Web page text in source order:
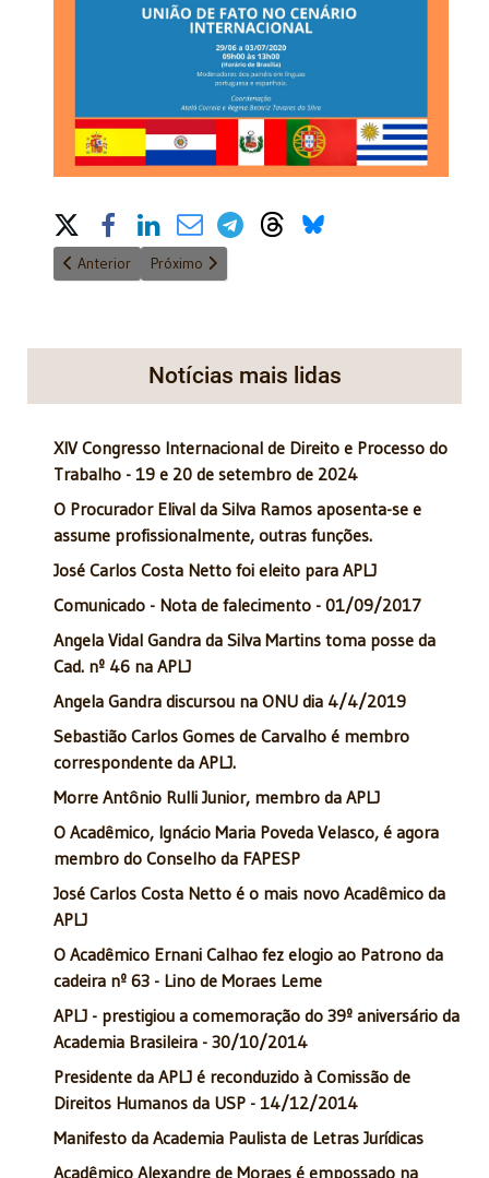
Share on Social Media
Artigo anterior: Novo livro de Ruy Altenfelder: "Resgate da
Anterior Próximo artigo: LIVE sobre Sistema Educacional e
Próximo
Notícias mais lidas
XIV Congresso Internacional de Direito e Processo do
Trabalho - 19 e 20 de setembro de 2024
O Procurador Elival da Silva Ramos aposenta-se e
assume profissionalmente, outras funções.
José Carlos Costa Netto foi eleito para APLJ
Comunicado - Nota de falecimento - 01/09/2017
Angela Vidal Gandra da Silva Martins toma posse da
Cad. nº 46 na APLJ
Angela Gandra discursou na ONU dia 4/4/2019
Sebastião Carlos Gomes de Carvalho é membro
correspondente da APLJ.
Morre Antônio Rulli Junior, membro da APLJ
O Acadêmico, Ignácio Maria Poveda Velasco, é agora
membro do Conselho da FAPESP
José Carlos Costa Netto é o mais novo Acadêmico da
APLJ
O Acadêmico Ernani Calhao fez elogio ao Patrono da
cadeira nº 63 - Lino de Moraes Leme
APLJ - prestigiou a comemoração do 39º aniversário da
Academia Brasileira - 30/10/2014
Presidente da APLJ é reconduzido à Comissão de
Direitos Humanos da USP - 14/12/2014
Manifesto da Academia Paulista de Letras Jurídicas
Acadêmico Alexandre de Moraes é empossado na